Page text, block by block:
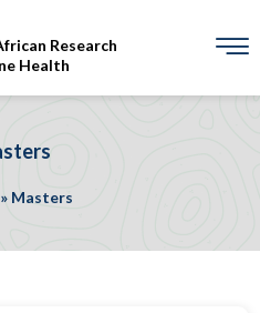
Research
Health
Masters